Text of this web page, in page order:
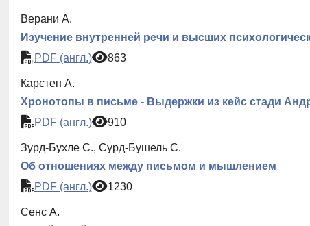
Верани А.
Изучение внутренней речи и высших
PDF (англ.)
863
Карстен А.
Хронотопы в письме - Выдержки из кейс стади
PDF (англ.)
910
Зурд-Бухле С., Сурд-Бушель С.
Об отношениях между письмом и мышлением
PDF (англ.)
1230
Сенс А.